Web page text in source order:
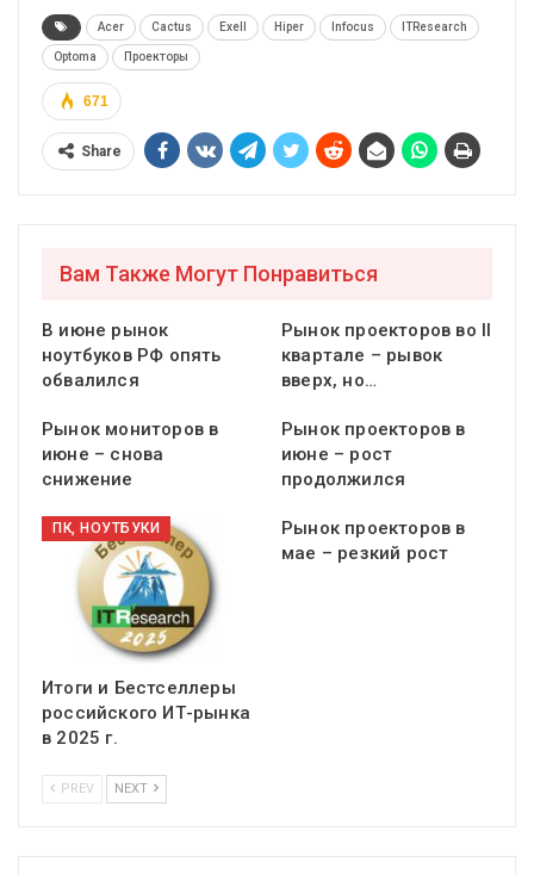
Acer Cactus Exell Hiper Infocus ITResearch
Optoma Проекторы
671
Share
Вам Также Могут Понравиться
В июне рынок
ноутбуков РФ опять
обвалился
Рынок проекторов во II
квартале – рывок
вверх, но…
Рынок мониторов в
июне – снова
снижение
Рынок проекторов в
июне – рост
продолжился
ПК, НОУТБУКИ
Итоги и Бестселлеры
российского ИТ-рынка
в 2025 г.
Рынок проекторов в
мае – резкий рост
PREV NEXT